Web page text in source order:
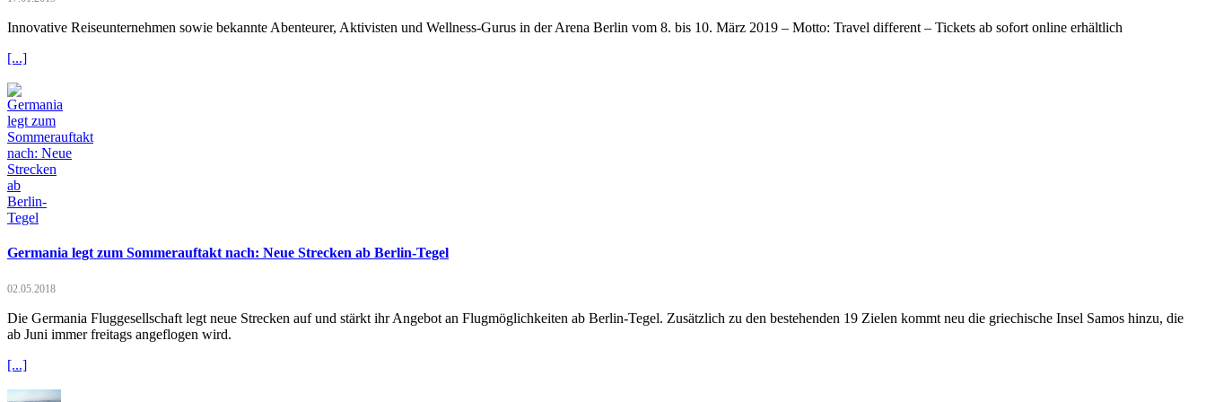
Innovative Reiseunternehmen sowie bekannte Abenteurer, Aktivisten und Wellness-Gurus in der Arena Berlin vom 8. bis 10. März 2019 – Motto: Travel different – Tickets ab sofort online erhältlich
[...]
Germania legt zum Sommerauftakt nach: Neue Strecken ab Berlin-Tegel
02.05.2018
Die Germania Fluggesellschaft legt neue Strecken auf und stärkt ihr Angebot an Flugmöglichkeiten ab Berlin-Tegel. Zusätzlich zu den bestehenden 19 Zielen kommt neu die griechische Insel Samos hinzu, die
ab Juni immer freitags angeflogen wird.
[...]